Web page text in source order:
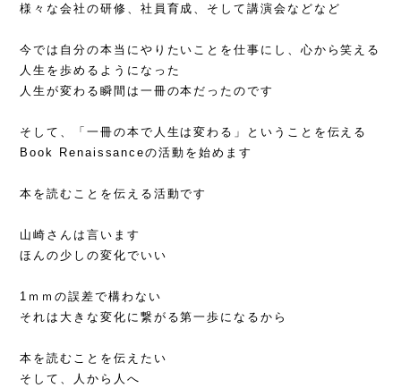
様々な会社の研修、社員育成、そして講演会などなど
今では自分の本当にやりたいことを仕事にし、心から笑える
人生を歩めるようになった
人生が変わる瞬間は一冊の本だったのです
そして、「一冊の本で人生は変わる」ということを伝える
Book Renaissanceの活動を始めます
本を読むことを伝える活動です
山崎さんは言います
ほんの少しの変化でいい
1ｍｍの誤差で構わない
それは大きな変化に繋がる第一歩になるから
本を読むことを伝えたい
そして、人から人へ